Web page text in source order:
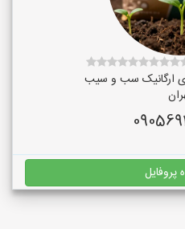
ارگانیک سب و سیب